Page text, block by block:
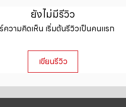
can
ยังไม่มีรีวิว
ความคิดเห็น เริ่มต้นรีวิวเป็นคนแรก
เขียนรีวิว